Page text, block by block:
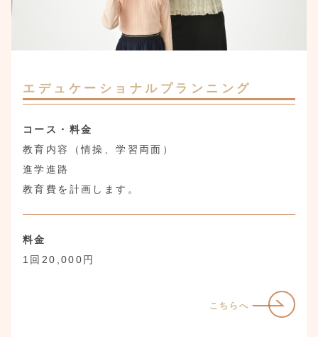
エデュケーショナルプランニング
コース・料金
教育内容（情操、学習両面）
進学進路
教育費を計画します。
料金
1回20,000円
こちらへ